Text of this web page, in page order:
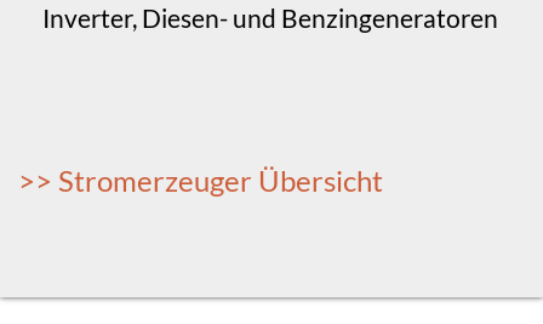
Inverter, Diesen- und Benzingeneratoren
>> Stromerzeuger Übersicht